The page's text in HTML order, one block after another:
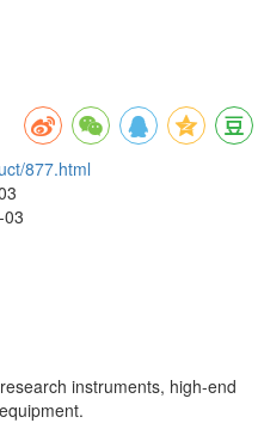
877.html
instruments, high-end